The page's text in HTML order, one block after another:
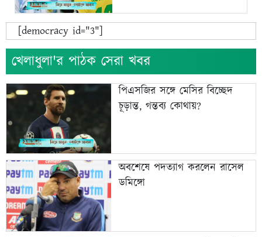
[democracy id="3"]
খেলাধুলা'র পাঠক সেরা খবর
পিএসজির সঙ্গে মেসির বিচ্ছেদ
চূড়ান্ত, গন্তব্য কোথায়?
অবশেষে পদত্যাগ করলেন রাসেল
ডমিঙ্গো